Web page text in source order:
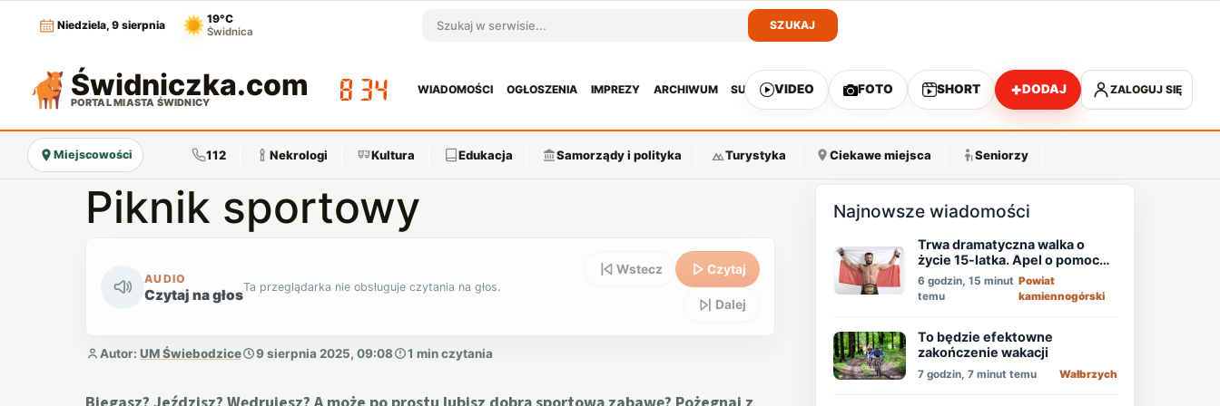
Niedziela, 9 sierpnia
19°C
Świdnica Szukaj w serwisie
SZUKAJ
Świdniczka.com
PORTAL MIASTA ŚWIDNICY 08:34
WIADOMOŚCI OGŁOSZENIA IMPREZY ARCHIWUM SUBSKRYPCJA
VIDEO FOTO SHORT +DODAJ ZALOGUJ SIĘ
Miejscowości 112 Nekrologi Kultura Edukacja Samorządy i polityka Turystyka Ciekawe miejsca Seniorzy
Piknik sportowy
AUDIO
Czytaj na głosTa przeglądarka nie obsługuje czytania na głos.
Wstecz Czytaj
Dalej
Autor: UM Świebodzice 9 sierpnia 2025, 09:08 1 min czytania
Najnowsze wiadomości
Trwa dramatyczna walka o
życie 15-latka. Apel o pomoc
mistrza MMA - Memeda
Khalidova
6 godzin, 15 minut
temu
Powiat
kamiennogórski
To będzie efektowne
zakończenie wakacji
7 godzin, 7 minut temu Wałbrzych